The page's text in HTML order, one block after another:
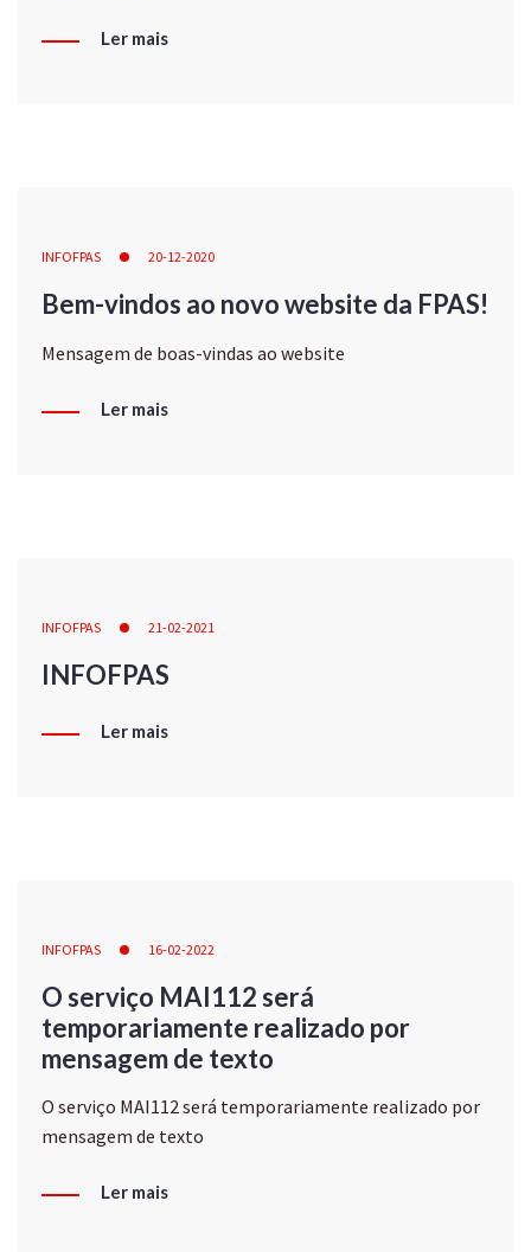
Ler mais
INFOFPAS 20-12-2020
Bem-vindos ao novo website da FPAS!
Mensagem de boas-vindas ao website
Ler mais
INFOFPAS 21-02-2021
INFOFPAS
Ler mais
INFOFPAS 16-02-2022
O serviço MAI112 será
temporariamente realizado por
mensagem de texto
O serviço MAI112 será temporariamente realizado por
mensagem de texto
Ler mais